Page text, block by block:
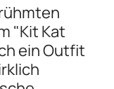
"Kit Kat
ein Outfit